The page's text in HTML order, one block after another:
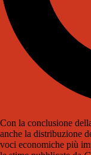
Con la conclusione
anche la distribuzione
voci economiche più